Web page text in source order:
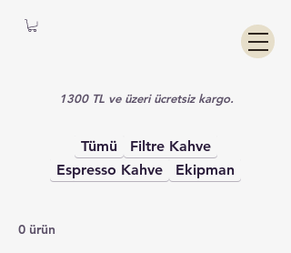
1300 TL ve üzeri ücretsiz kargo.
Tümü
Filtre Kahve
Espresso Kahve
Ekipman
0 ürün